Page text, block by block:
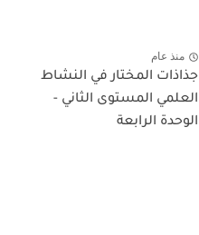
منذ عام
جذاذات المختار في النشاط
العلمي المستوى الثاني -
الوحدة الرابعة